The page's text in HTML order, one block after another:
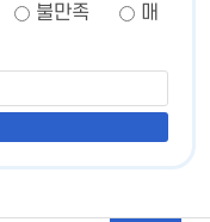
불만족
매